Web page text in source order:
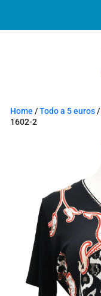
Home /Todo a 5 euros/
1602-2